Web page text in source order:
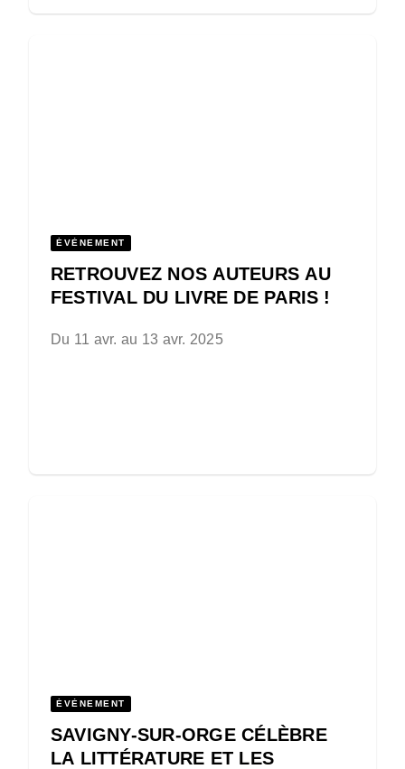
ÉVÈNEMENT
RETROUVEZ NOS AUTEURS AU
FESTIVAL DU LIVRE DE PARIS !
Du 11 avr. au 13 avr. 2025
ÉVÈNEMENT
SAVIGNY-SUR-ORGE CÉLÈBRE
LA LITTÉRATURE ET LES